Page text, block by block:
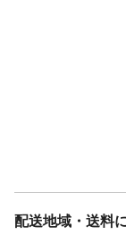
配送地域・送料